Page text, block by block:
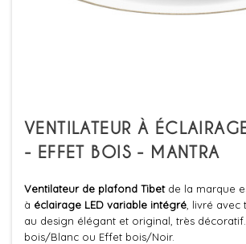
VENTILATEUR À
- EFFET BOIS - MANTRA
Ventilateur de plafond Tibetde la marque
à éclairage LED variable intégré , livré
au design élégant et original, très
bois/Blanc ou Effet bois/Noir.